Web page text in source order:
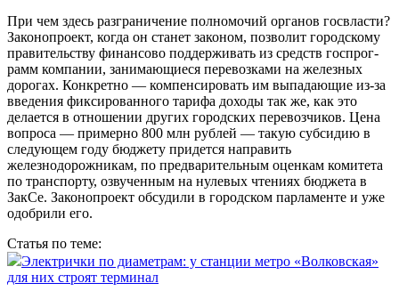
При чем здесь разграничение полномочий органов госвласти?
Законопроект, когда он станет законом, позволит городскому
правительству финансово поддерживать из средств госпрог­
рамм компании, занимающиеся перевозками на железных
дорогах. Конкретно — компенсировать им выпадающие из‑за
введения фиксированного тарифа доходы так же, как это
делается в отношении других городских перевозчиков. Цена
вопроса — примерно 800 млн рублей — такую субсидию в
следующем году бюджету придется направить
железнодорожникам, по предварительным оценкам комитета
по транспорту, озвученным на нулевых чтениях бюджета в
ЗакСе. Законопроект обсудили в городском парламенте и уже
одобрили его.
Статья по теме:
Электрички по диаметрам: у станции метро «Волковская»
для них строят терминал